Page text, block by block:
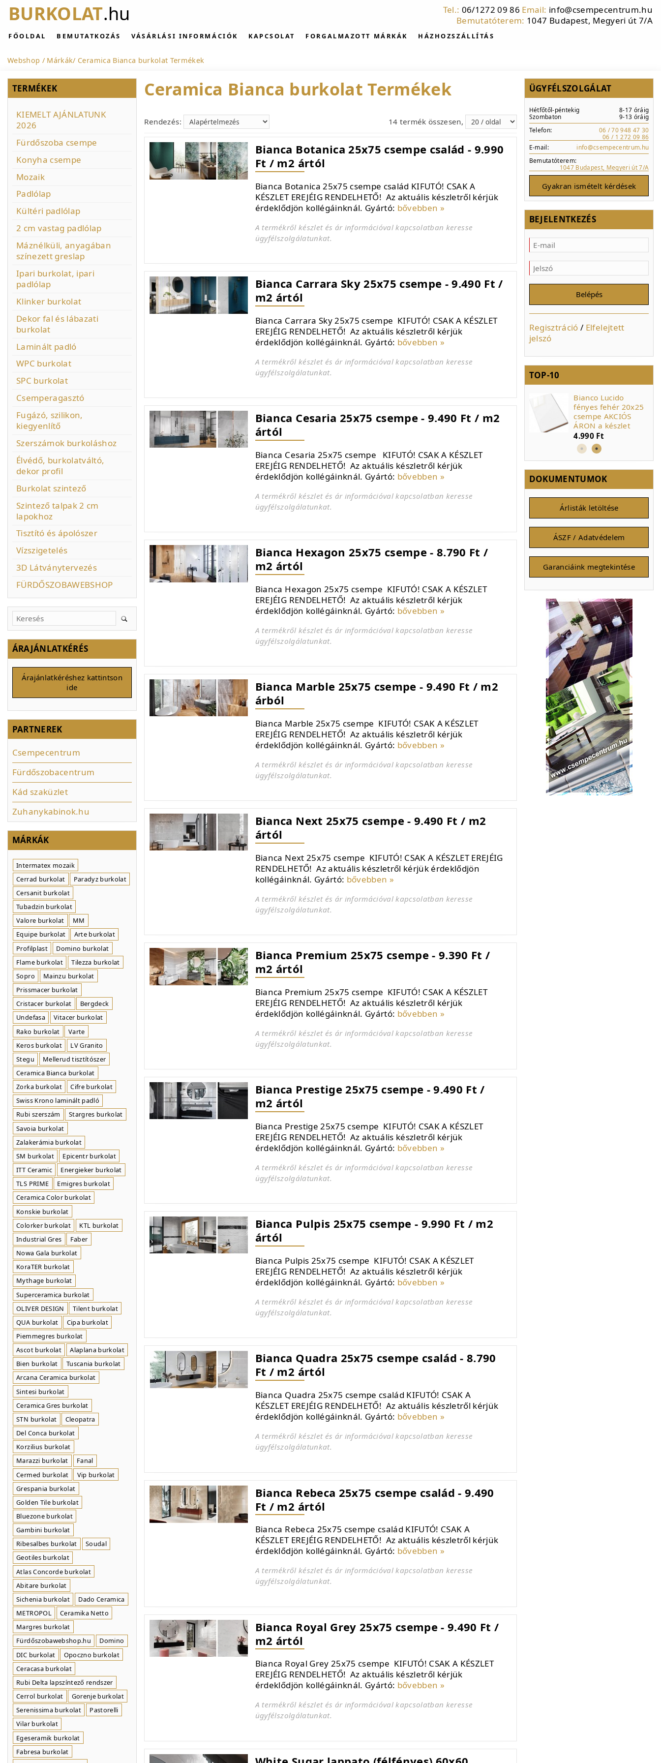
BURKOLAT.hu Tel.: 06/1272 09 86 Email: info@csempecentrum.hu
Bemutatóterem: 1047 Budapest, Megyeri út 7/A
FŐOLDAL BEMUTATKOZÁS VÁSÁRLÁSI INFORMÁCIÓK KAPCSOLAT FORGALMAZOTT MÁRKÁK HÁZHOZSZÁLLÍTÁS
Webshop Márkák Ceramica Bianca burkolat Termékek
Ceramica Bianca burkolat Termékek
Rendezés: 14 termék összesen,
Bianca Botanica 25x75 csempe család - 9.990
Ft / m2 ártól
Bianca Botanica 25x75 csempe család KIFUTÓ! CSAK A
KÉSZLET EREJÉIG RENDELHETŐ! Az aktuális készletről kérjük
érdeklődjön kollégáinknál. Gyártó: bővebben »
A termékről készlet és ár információval kapcsolatban keresse
ügyfélszolgálatunkat.
Bianca Carrara Sky 25x75 csempe - 9.490 Ft /
m2 ártól
Bianca Carrara Sky 25x75 csempe KIFUTÓ! CSAK A KÉSZLET
EREJÉIG RENDELHETŐ! Az aktuális készletről kérjük
érdeklődjön kollégáinknál. Gyártó: bővebben »
A termékről készlet és ár információval kapcsolatban keresse
ügyfélszolgálatunkat.
Bianca Cesaria 25x75 csempe - 9.490 Ft / m2
ártól
Bianca Cesaria 25x75 csempe KIFUTÓ! CSAK A KÉSZLET
EREJÉIG RENDELHETŐ! Az aktuális készletről kérjük
érdeklődjön kollégáinknál. Gyártó: bővebben »
A termékről készlet és ár információval kapcsolatban keresse
ügyfélszolgálatunkat.
Bianca Hexagon 25x75 csempe - 8.790 Ft /
m2 ártól
Bianca Hexagon 25x75 csempe KIFUTÓ! CSAK A KÉSZLET
EREJÉIG RENDELHETŐ! Az aktuális készletről kérjük
érdeklődjön kollégáinknál. Gyártó: bővebben »
A termékről készlet és ár információval kapcsolatban keresse
ügyfélszolgálatunkat.
Bianca Marble 25x75 csempe - 9.490 Ft / m2
árból
Bianca Marble 25x75 csempe KIFUTÓ! CSAK A KÉSZLET
EREJÉIG RENDELHETŐ! Az aktuális készletről kérjük
érdeklődjön kollégáinknál. Gyártó: bővebben »
A termékről készlet és ár információval kapcsolatban keresse
ügyfélszolgálatunkat.
Bianca Next 25x75 csempe - 9.490 Ft / m2
ártól
Bianca Next 25x75 csempe KIFUTÓ! CSAK A KÉSZLET EREJÉIG
RENDELHETŐ! Az aktuális készletről kérjük érdeklődjön
kollégáinknál. Gyártó: bővebben »
A termékről készlet és ár információval kapcsolatban keresse
ügyfélszolgálatunkat.
Bianca Premium 25x75 csempe - 9.390 Ft /
m2 ártól
Bianca Premium 25x75 csempe KIFUTÓ! CSAK A KÉSZLET
EREJÉIG RENDELHETŐ! Az aktuális készletről kérjük
érdeklődjön kollégáinknál. Gyártó: bővebben »
A termékről készlet és ár információval kapcsolatban keresse
ügyfélszolgálatunkat.
Bianca Prestige 25x75 csempe - 9.490 Ft /
m2 ártól
Bianca Prestige 25x75 csempe KIFUTÓ! CSAK A KÉSZLET
EREJÉIG RENDELHETŐ! Az aktuális készletről kérjük
érdeklődjön kollégáinknál. Gyártó: bővebben »
A termékről készlet és ár információval kapcsolatban keresse
ügyfélszolgálatunkat.
Bianca Pulpis 25x75 csempe - 9.990 Ft / m2
ártól
Bianca Pulpis 25x75 csempe KIFUTÓ! CSAK A KÉSZLET
EREJÉIG RENDELHETŐ! Az aktuális készletről kérjük
érdeklődjön kollégáinknál. Gyártó: bővebben »
A termékről készlet és ár információval kapcsolatban keresse
ügyfélszolgálatunkat.
Bianca Quadra 25x75 csempe család - 8.790
Ft / m2 ártól
Bianca Quadra 25x75 csempe család KIFUTÓ! CSAK A
KÉSZLET EREJÉIG RENDELHETŐ! Az aktuális készletről kérjük
érdeklődjön kollégáinknál. Gyártó: bővebben »
A termékről készlet és ár információval kapcsolatban keresse
ügyfélszolgálatunkat.
Bianca Rebeca 25x75 csempe család - 9.490
Ft / m2 ártól
Bianca Rebeca 25x75 csempe család KIFUTÓ! CSAK A
KÉSZLET EREJÉIG RENDELHETŐ! Az aktuális készletről kérjük
érdeklődjön kollégáinknál. Gyártó: bővebben »
A termékről készlet és ár információval kapcsolatban keresse
ügyfélszolgálatunkat.
Bianca Royal Grey 25x75 csempe - 9.490 Ft /
m2 ártól
Bianca Royal Grey 25x75 csempe KIFUTÓ! CSAK A KÉSZLET
EREJÉIG RENDELHETŐ! Az aktuális készletről kérjük
érdeklődjön kollégáinknál. Gyártó: bővebben »
A termékről készlet és ár információval kapcsolatban keresse
ügyfélszolgálatunkat.
TERMÉKEK
KIEMELT AJÁNLATUNK
2026
Fürdőszoba csempe
Konyha csempe
Mozaik
Padlólap
Kültéri padlólap
2 cm vastag padlólap
Máznélküli, anyagában
színezett greslap
Ipari burkolat, ipari
padlólap
Klinker burkolat
Dekor fal és lábazati
burkolat
Laminált padló
WPC burkolat
SPC burkolat
Csemperagasztó
Fugázó, szilikon,
kiegyenlítő
Szerszámok burkoláshoz
Élvédő, burkolatváltó,
dekor profil
Burkolat szintező
Szintező talpak 2 cm
lapokhoz
Tisztító és ápolószer
Vízszigetelés
3D Látványtervezés
FÜRDŐSZOBAWEBSHOP
ÁRAJÁNLATKÉRÉS
Árajánlatkéréshez kattintson
ide
PARTNEREK
Csempecentrum
Fürdőszobacentrum
Kád szaküzlet
Zuhanykabinok.hu
MÁRKÁK
Intermatex mozaik
Cerrad burkolat
Paradyz burkolat
Cersanit burkolat
Tubadzin burkolat
Valore burkolat
MM
Equipe burkolat
Arte burkolat
Profilplast
Domino burkolat
Flame burkolat
Tilezza burkolat
Sopro
Mainzu burkolat
Prissmacer burkolat
Cristacer burkolat
Bergdeck
Undefasa
Vitacer burkolat
Rako burkolat
Varte
Keros burkolat
LV Granito
Stegu
Mellerud tisztítószer
Ceramica Bianca burkolat
Zorka burkolat
Cifre burkolat
Swiss Krono laminált padló
Rubi szerszám
Stargres burkolat
Savoia burkolat
Zalakerámia burkolat
SM burkolat
Epicentr burkolat
ITT Ceramic
Energieker burkolat
TLS PRIME
Emigres burkolat
Ceramica Color burkolat
Konskie burkolat
Colorker burkolat
KTL burkolat
Industrial Gres
Faber
Nowa Gala burkolat
KoraTER burkolat
Mythage burkolat
Superceramica burkolat
OLIVER DESIGN
Tilent burkolat
QUA burkolat
Cipa burkolat
Piemmegres burkolat
Ascot burkolat
Alaplana burkolat
Bien burkolat
Tuscania burkolat
Arcana Ceramica burkolat
Sintesi burkolat
Ceramica Gres burkolat
STN burkolat
Cleopatra
Del Conca burkolat
Korzilius burkolat
Marazzi burkolat
Fanal
Cermed burkolat
Vip burkolat
Grespania burkolat
Golden Tile burkolat
Bluezone burkolat
Gambini burkolat
Ribesalbes burkolat
Soudal
Geotiles burkolat
Atlas Concorde burkolat
Abitare burkolat
Sichenia burkolat
Dado Ceramica
METROPOL
Ceramika Netto
Margres burkolat
Fürdőszobawebshop.hu
Domino
DIC burkolat
Opoczno burkolat
Ceracasa burkolat
Rubi Delta lapszíntező rendszer
Cerrol burkolat
Gorenje burkolat
Serenissima burkolat
Pastorelli
Vilar burkolat
Egeseramik burkolat
Fabresa burkolat
ÜGYFÉLSZOLGÁLAT
Hétfőtől-péntekig
8-17 óráig
Szombaton
9-13 óráig
Telefon:
06 / 70 948 47 30
06 / 1 272 09 86
E-mail:
info@csempecentrum.hu
Bemutatóterem:
1047 Budapest, Megyeri út 7/A
Gyakran ismételt kérdések
BEJELENTKEZÉS
Regisztráció / Elfelejtett
jelszó
TOP-10
Colorker Uniq Grey
29,5x59,5
falburkolat - 6.990
Bianco Lucido
fényes fehér 20x25
csempe AKCIÓS
ÁRON a készlet
4.990 Ft
DOKUMENTUMOK
Árlisták letöltése
ÁSZF / Adatvédelem
Garanciáink megtekintése